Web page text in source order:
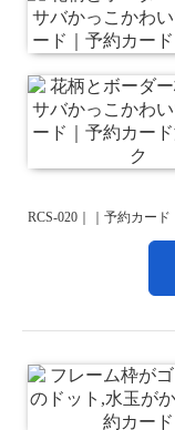
RCS-020｜｜予約カード